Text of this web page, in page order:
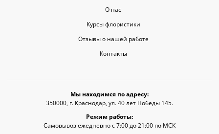
О нас
Курсы флористики
Отзывы о нашей работе
Контакты
Мы находимся по адресу:
350000, г. Краснодар, ул. 40 лет Победы 145.
Режим работы:
Самовывоз ежедневно с 7:00 до 21:00 по МСК